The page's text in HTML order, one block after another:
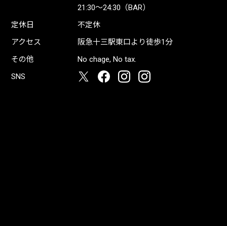
21:30〜24:30（BAR）
定休日
不定休
アクセス
阪急十三駅東口より徒歩1分
その他
No chage, No tax.
SNS